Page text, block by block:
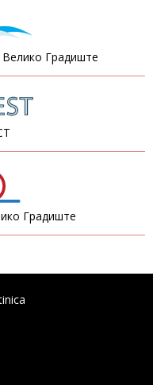
Велико Градиште
Градиште